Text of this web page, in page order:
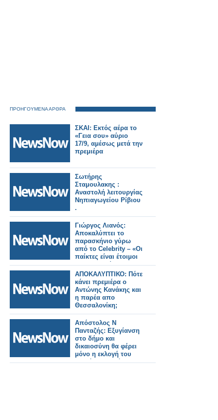
ΠΡΟΗΓΟΥΜΕΝΑ ΑΡΘΡΑ
ΣΚΑΙ: Εκτός αέρα το
«Γεια σου» αύριο
17/9, αμέσως μετά την
πρεμιέρα
Σωτήρης
Σταμουλακης :
Αναστολή λειτουργίας
Νηπιαγωγείου Ρίβιου
.
Γιώργος Λιανός:
Αποκαλύπτει το
παρασκήνιο γύρω
από το Celebrity – «Οι
παίκτες είναι έτοιμοι
προς αναχώρηση»
ΑΠΟΚΑΛΥΠΤΙΚΟ: Πότε
κάνει πρεμιέρα ο
Αντώνης Κανάκης και
η παρέα απο
Θεσσαλονίκη;
Απόστολος Ν
Πανταζής: Εξυγίανση
στο δήμο και
δικαιοσύνη θα φέρει
μόνο η εκλογή του
Αλεξάνδρου Σάββα.